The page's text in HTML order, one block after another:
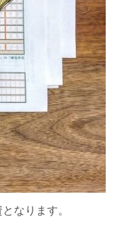
なります。